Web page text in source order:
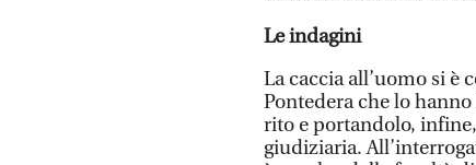
Le indagini
La caccia all’uomo si
Pontedera che lo
rito e portandolo,
giudiziaria.